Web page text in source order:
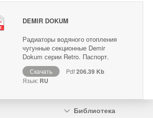
DEMIR DOKUM
Радиаторы водяного отопления
чугунные секционные Demir
Dokum серии Retro. Паспорт.
Скачать Pdf206.39 Kb
Язык: RU
Библиотека